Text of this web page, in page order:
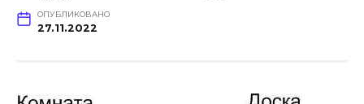
ОПУБЛИКОВАНО
27.11.2022